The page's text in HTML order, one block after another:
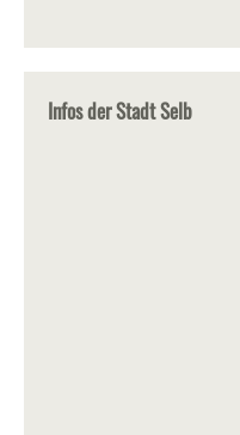
Infos der Stadt Selb